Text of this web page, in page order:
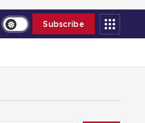
Subscribe